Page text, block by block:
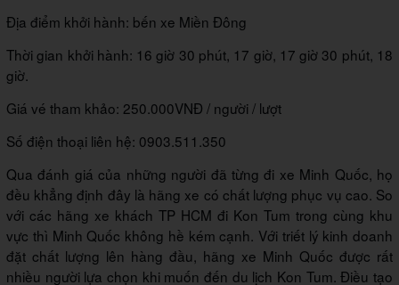
Địa điểm khởi hành: bến xe Miền Đông
Thời gian khởi hành: 16 giờ 30 phút, 17 giờ, 17 giờ 30 phút, 18
giờ.
Giá vé tham khảo: 250.000VNĐ / người / lượt
Số điện thoại liên hệ: 0903.511.350
Qua đánh giá của những người đã từng đi xe Minh Quốc, họ
đều khẳng định đây là hãng xe có chất lượng phục vụ cao. So
với các hãng xe khách TP HCM đi Kon Tum trong cùng khu
vực thì Minh Quốc không hề kém cạnh. Với triết lý kinh doanh
đặt chất lượng lên hàng đầu, hãng xe Minh Quốc được rất
nhiều người lựa chọn khi muốn đến du lịch Kon Tum. Điều tạo